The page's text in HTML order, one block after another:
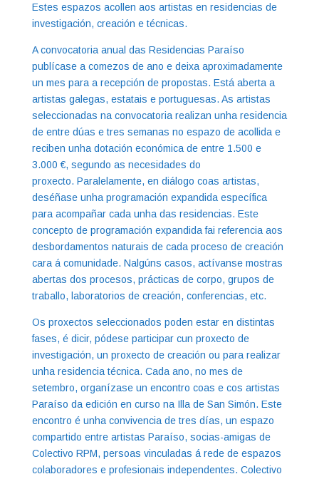
Estes espazos acollen aos artistas en residencias de
investigación, creación e técnicas.
A convocatoria anual das Residencias Paraíso
publícase a comezos de ano e deixa aproximadamente
un mes para a recepción de propostas. Está aberta a
artistas galegas, estatais e portuguesas. As artistas
seleccionadas na convocatoria realizan unha residencia
de entre dúas e tres semanas no espazo de acollida e
reciben unha dotación económica de entre 1.500 e
3.000 €, segundo as necesidades do
proxecto. Paralelamente, en diálogo coas artistas,
deséñase unha programación expandida específica
para acompañar cada unha das residencias. Este
concepto de programación expandida fai referencia aos
desbordamentos naturais de cada proceso de creación
cara á comunidade. Nalgúns casos, actívanse mostras
abertas dos procesos, prácticas de corpo, grupos de
traballo, laboratorios de creación, conferencias, etc.
Os proxectos seleccionados poden estar en distintas
fases, é dicir, pódese participar cun proxecto de
investigación, un proxecto de creación ou para realizar
unha residencia técnica. Cada ano, no mes de
setembro, organízase un encontro coas e cos artistas
Paraíso da edición en curso na Illa de San Simón. Este
encontro é unha convivencia de tres días, un espazo
compartido entre artistas Paraíso, socias-amigas de
Colectivo RPM, persoas vinculadas á rede de espazos
colaboradores e profesionais independentes. Colectivo